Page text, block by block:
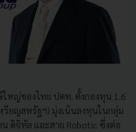
ใหญ่ของไทย ปตท. ตั้งกองทุน 1.6
ยญสหรัฐฯ) มุ่งเน้นลงทุนในกลุ่ม
น ดิจิทัล และสาย Robotic ซึ่งต่อ